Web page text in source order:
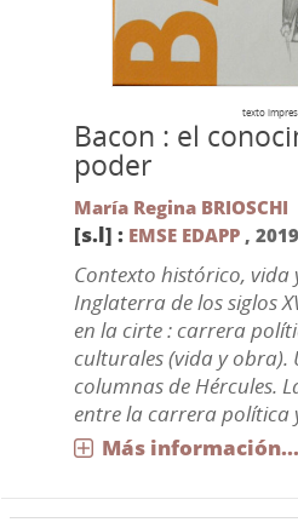
texto
Bacon : el
poder
María Regina BRIOSCHI
[s.l] : EMSE EDAPP, 2019
Contexto histórico, vida
Inglaterra de los siglos
en la cirte : carrera
culturales (vida y obra).
columnas de Hércules.
entre la carrera política
Más información...